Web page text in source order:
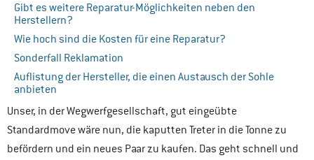
Gibt es weitere Reparatur-Möglichkeiten neben den
Herstellern?
Wie hoch sind die Kosten für eine Reparatur?
Sonderfall Reklamation
Auflistung der Hersteller, die einen Austausch der Sohle
anbieten
Unser, in der Wegwerfgesellschaft, gut eingeübte
Standardmove wäre nun, die kaputten Treter in die Tonne zu
befördern und ein neues Paar zu kaufen. Das geht schnell und